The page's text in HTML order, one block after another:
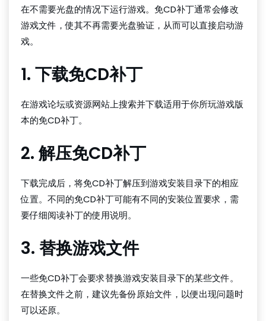
在不需要光盘的情况下运行游戏。免CD补丁通常会修改
游戏文件，使其不再需要光盘验证，从而可以直接启动游
戏。
1. 下载免CD补丁
在游戏论坛或资源网站上搜索并下载适用于你所玩游戏版
本的免CD补丁。
2. 解压免CD补丁
下载完成后，将免CD补丁解压到游戏安装目录下的相应
位置。不同的免CD补丁可能有不同的安装位置要求，需
要仔细阅读补丁的使用说明。
3. 替换游戏文件
一些免CD补丁会要求替换游戏安装目录下的某些文件。
在替换文件之前，建议先备份原始文件，以便出现问题时
可以还原。